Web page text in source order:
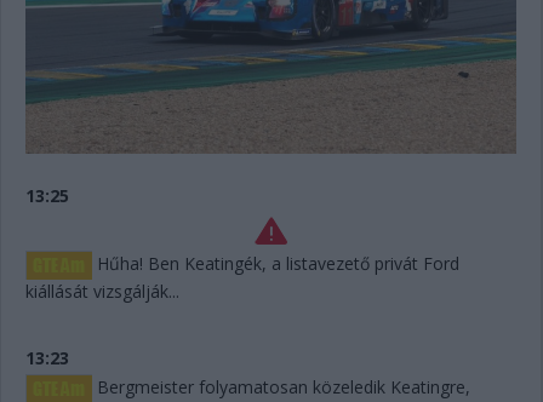
13:25
Hűha! Ben Keatingék, a listavezető privát Ford
kiállását vizsgálják...
13:23
Bergmeister folyamatosan közeledik Keatingre,